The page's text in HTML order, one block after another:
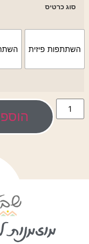
סוג כרטיס
השתתפות פיזית
מוזמנות